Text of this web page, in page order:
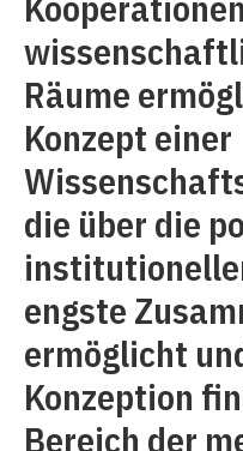
Räume
Konzept einer
die über die
engste
ermöglicht
Konzeption
Bereich der